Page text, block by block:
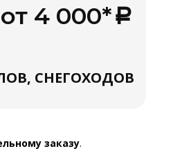
от 4 000*
СНЕГОХОДОВ
заказу.